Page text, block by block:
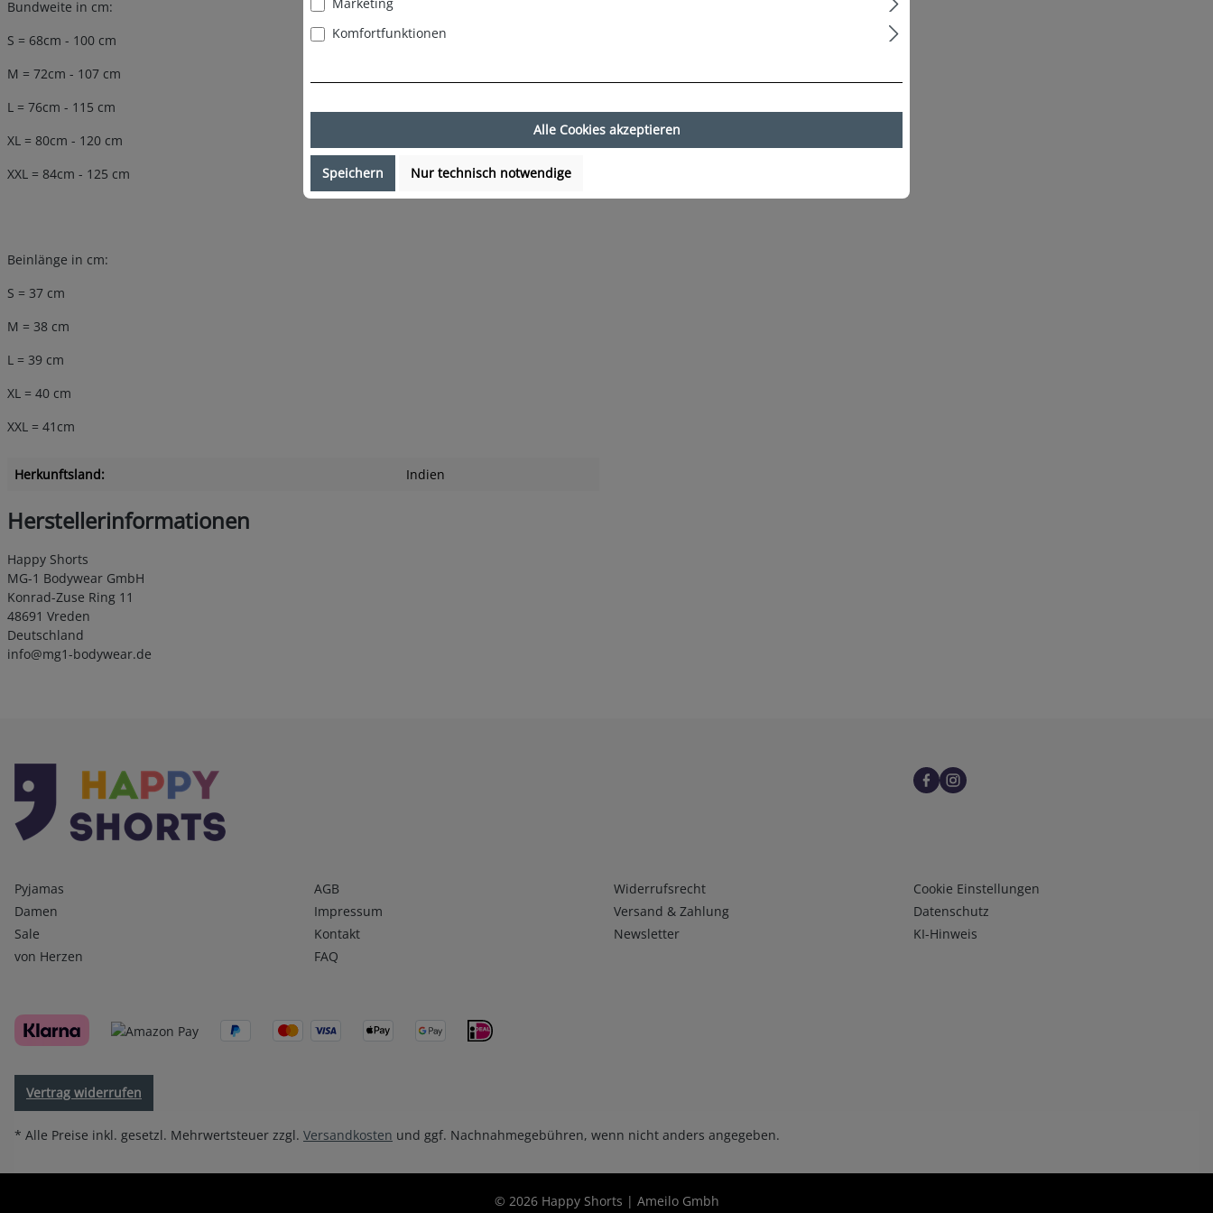
Bundweite in cm:
S = 68cm - 100 cm
M = 72cm - 107 cm
L = 76cm - 115 cm
XL = 80cm - 120 cm
XXL = 84cm - 125 cm
Beinlänge in cm:
S = 37 cm
M = 38 cm
L = 39 cm
XL = 40 cm
XXL = 41cm
Herkunftsland: Indien
Herstellerinformationen
Happy Shorts
MG-1 Bodywear GmbH
Konrad-Zuse Ring 11
48691 Vreden
Deutschland
info@mg1-bodywear.de
Kategorien
Pyjamas
Damen
Sale
von Herzen
Infos 1
AGB
Impressum
Kontakt
FAQ
Infos 2
Widerrufsrecht
Versand & Zahlung
Newsletter
Infos 3
Cookie Einstellungen
Datenschutz
KI-Hinweis
Vertrag widerrufen
* Alle Preise inkl. gesetzl. Mehrwertsteuer zzgl. Versandkosten und ggf. Nachnahmegebühren, wenn nicht anders angegeben.
© 2026 Happy Shorts | Ameilo Gmbh
Komfortfunktionen
Alle Cookies akzeptieren
Speichern Nur technisch notwendige